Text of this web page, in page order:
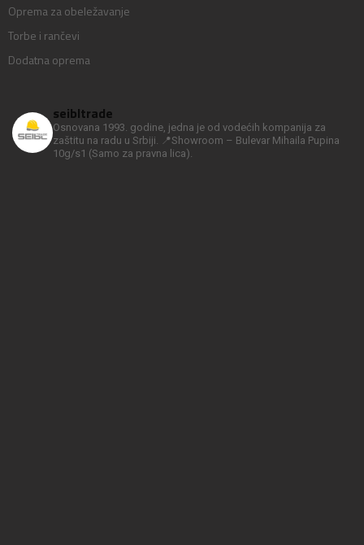
Oprema za obeležavanje
Torbe i rančevi
Dodatna oprema
seibltrade
Osnovana 1993. godine, jedna je od vodećih kompanija za
zaštitu na radu u Srbiji.
📍Showroom – Bulevar Mihaila Pupina
10g/s1 (Samo za pravna lica).